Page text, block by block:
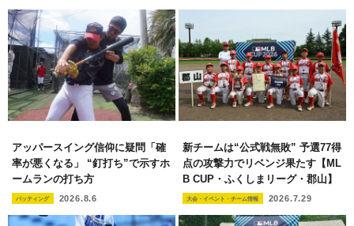
アッパースイング信仰に疑問「確
率が悪くなる」 “釘打ち”で示すホ
ームランの打ち方
バッティング 2026.8.6
新チームは“公式戦無敗” 予選77得
点の攻撃力でリベンジ果たす【ML
B CUP・ふくしまリーグ・郡山】
大会・イベント・チーム情報 2026.7.29